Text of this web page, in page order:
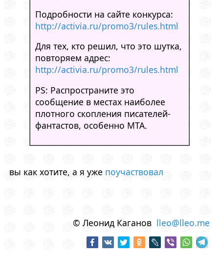
Подробности на сайте конкурса:
http://activia.ru/promo3/rules.html
Для тех, кто решил, что это шутка,
повторяем адрес:
http://activia.ru/promo3/rules.html
PS: Распространите это
сообщение в местах наиболее
плотного скопления писателей-
фантастов, особенно МТА.
вы как хотите, а я уже поучаствовал
© Леонид Каганов lleo@lleo.me